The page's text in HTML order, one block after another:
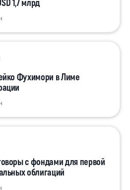
1,7 млрд
Фухимори в Лиме
с фондами для первой
облигаций